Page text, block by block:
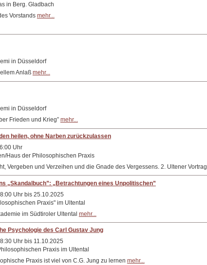
in Berg. Gladbach
Vorstands mehr...
in Düsseldorf
Anlaß mehr...
in Düsseldorf
Frieden und Krieg” mehr...
heilen, ohne Narben zurückzulassen
Uhr
Haus der Philosophischen Praxis
Vergeben und Verzeihen und die Gnade des Vergessens. 2. Ultener Vortrag
„Skandalbuch”: „Betrachtungen eines Unpolitischen”
Uhr bis 25.10.2025
Praxis" im Ultental
im Südtiroler Ultental mehr...
Psychologie des Carl Gustav Jung
Uhr bis 11.10.2025
Praxis im Ultental
Praxis ist viel von C.G. Jung zu lernen mehr...